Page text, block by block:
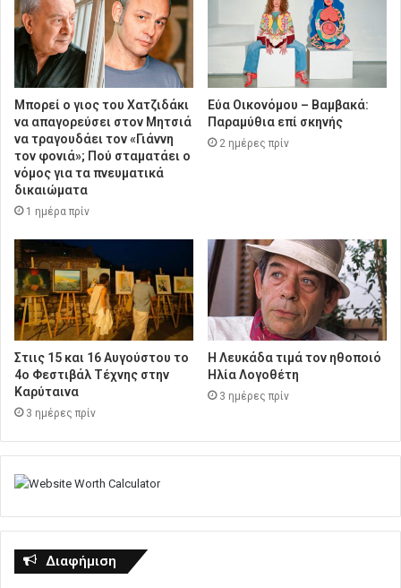
Μπορεί ο γιος του Χατζιδάκι
να απαγορεύσει στον Μητσιά
να τραγουδάει τον «Γιάννη
τον φονιά»; Πού σταματάει ο
νόμος για τα πνευματικά
δικαιώματα
1 ημέρα πρίν
Εύα Οικονόμου – Βαμβακά:
Παραμύθια επί σκηνής
2 ημέρες πρίν
Στιις 15 και 16 Αυγούστου το
4ο Φεστιβάλ Τέχνης στην
Καρύταινα
3 ημέρες πρίν
Η Λευκάδα τιμά τον ηθοποιό
Ηλία Λογοθέτη
3 ημέρες πρίν
Διαφήμιση